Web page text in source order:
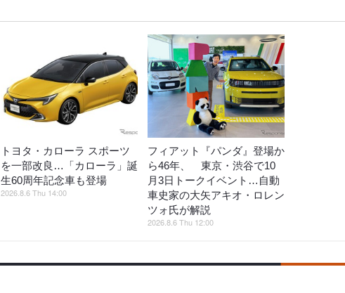
トヨタ・カローラ スポーツ
を一部改良…「カローラ」誕
生60周年記念車も登場
2026.8.6 Thu 14:00
フィアット『パンダ』登場か
ら46年、 東京・渋谷で10
月3日トークイベント…自動
車史家の大矢アキオ・ロレン
ツォ氏が解説
2026.8.6 Thu 12:00